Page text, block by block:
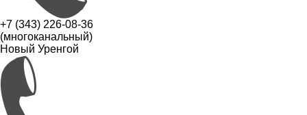
+7 (343) 226-08-36
(многоканальный)
Новый Уренгой